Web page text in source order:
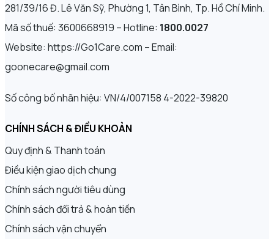
281/39/16 Đ. Lê Văn Sỹ, Phường 1, Tân Bình, Tp. Hồ Chí Minh.
Mã số thuế: 3600668919 – Hotline: 1800.0027
Website: https://Go1Care.com – Email:
goonecare@gmail.com
Số công bố nhãn hiệu: VN/4/007158 4-2022-39820
CHÍNH SÁCH & ĐIỀU KHOẢN
Quy định & Thanh toán
Điều kiện giao dịch chung
Chính sách người tiêu dùng
Chính sách đổi trả & hoàn tiền
Chính sách vận chuyển